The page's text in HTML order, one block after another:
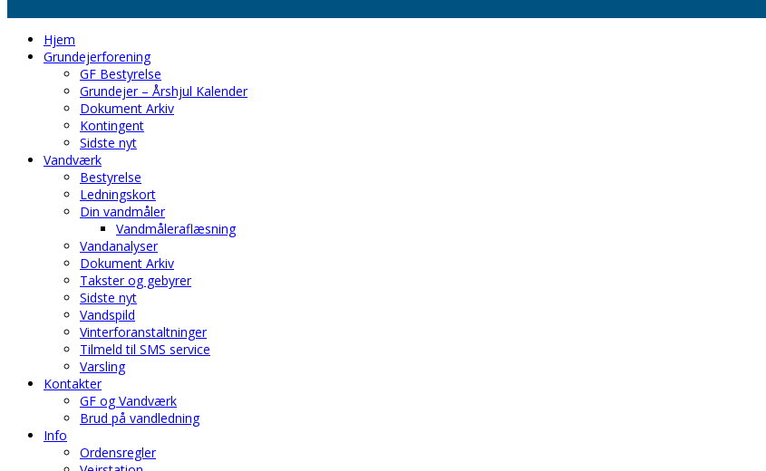
Hjem
Grundejerforening
GF Bestyrelse
Grundejer – Årshjul Kalender
Dokument Arkiv
Kontingent
Sidste nyt
Vandværk
Bestyrelse
Ledningskort
Din vandmåler
Vandmåleraflæsning
Vandanalyser
Dokument Arkiv
Takster og gebyrer
Sidste nyt
Vandspild
Vinterforanstaltninger
Tilmeld til SMS service
Varsling
Kontakter
GF og Vandværk
Brud på vandledning
Info
Ordensregler